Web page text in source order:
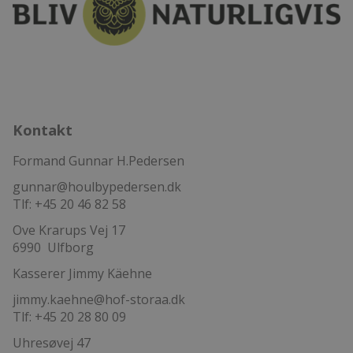
Kontakt
Formand Gunnar H.Pedersen
gunnar@houlbypedersen.dk
Tlf: +45 20 46 82 58
Ove Krarups Vej 17
6990 Ulfborg
Kasserer Jimmy Käehne
jimmy.kaehne@hof-storaa.dk
Tlf: +45 20 28 80 09
Uhresøvej 47